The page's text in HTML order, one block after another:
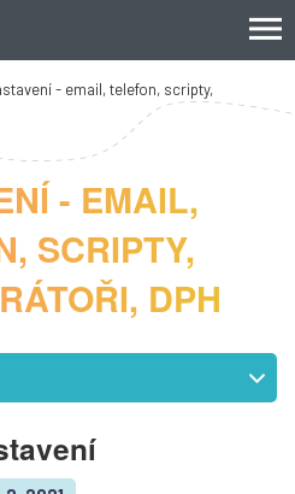
- EMAIL,
SCRIPTY,
DPH
- email, telefon, scripty,